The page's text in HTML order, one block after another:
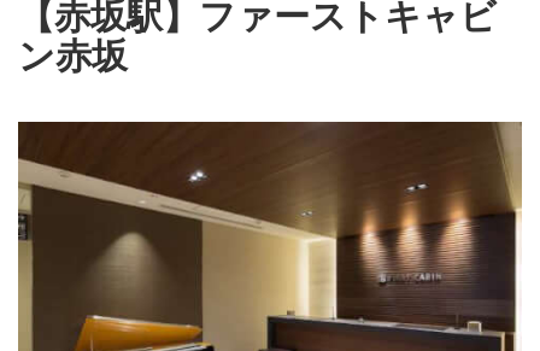
【赤坂駅】ファーストキャビ
ン赤坂